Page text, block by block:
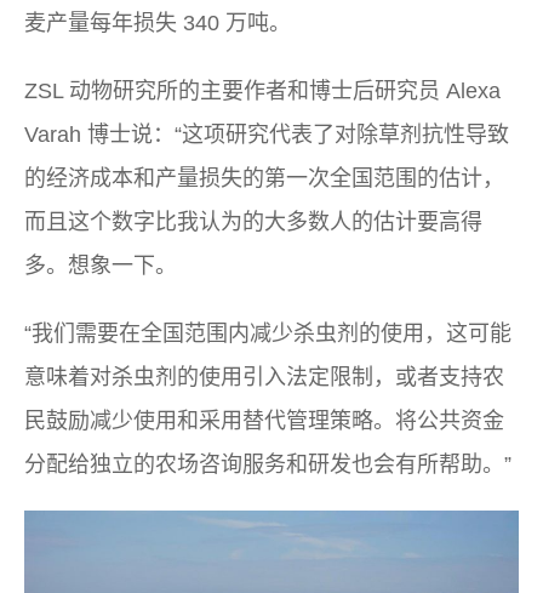
麦产量每年损失 340 万吨。
ZSL 动物研究所的主要作者和博士后研究员 Alexa
Varah 博士说：“这项研究代表了对除草剂抗性导致
的经济成本和产量损失的第一次全国范围的估计，
而且这个数字比我认为的大多数人的估计要高得
多。想象一下。
“我们需要在全国范围内减少杀虫剂的使用，这可能
意味着对杀虫剂的使用引入法定限制，或者支持农
民鼓励减少使用和采用替代管理策略。将公共资金
分配给独立的农场咨询服务和研发也会有所帮助。”